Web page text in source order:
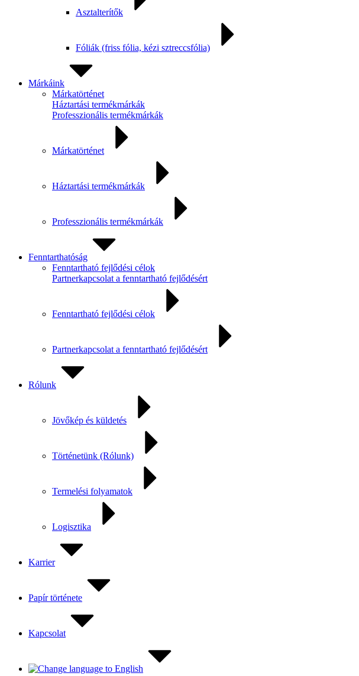
Asztalterítők
Fóliák (friss fólia, kézi sztreccsfólia)
Márkáink
Márkatörténet
Háztartási termékmárkák
Professzionális termékmárkák
Márkatörténet
Háztartási termékmárkák
Professzionális termékmárkák
Fenntarthatóság
Fenntartható fejlődési célok
Partnerkapcsolat a fenntartható fejlődésért
Fenntartható fejlődési célok
Partnerkapcsolat a fenntartható fejlődésért
Rólunk
Jövőkép és küldetés
Történetünk (Rólunk)
Termelési folyamatok
Logisztika
Karrier
Papír története
Kapcsolat